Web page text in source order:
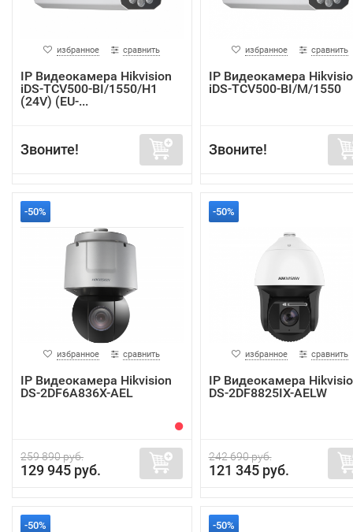
избранное сравнить
IP Видеокамера Hikvision
iDS-TCV500-BI/1550/H1
(24V) (EU-...
Звоните!
избранное сравнить
IP Видеокамера
iDS-TCV500-BI/M/1550
Звоните!
-50%
избранное сравнить
IP Видеокамера Hikvision
DS-2DF6A836X-AEL
259 890 руб.
129 945 руб.
-50%
избранное сравнить
IP Видеокамера
DS-2DF8825IX-AELW
242 690 руб.
121 345 руб.
-50% -50%